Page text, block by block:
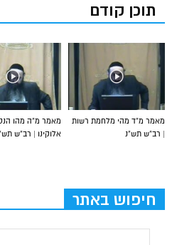
תוכן קודם
מאמר מ”ה מהו
אלוקינו | רב”ש
מאמר מ”ד מהי מלחמת רשות
| רב”ש תש”נ
חיפוש באתר